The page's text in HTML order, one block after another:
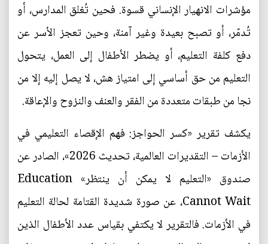
مؤشرات الانهيار الإنساني قسوة. فحين تُغلق المدارس، أو
تُدمّر، أو تصبح بعيدة وغير آمنة، وحين تعجز الأسر عن
دفع كلفة التعليم، أو يضطر الأطفال إلى العمل، يتحول
التعليم من حق أساسي إلى امتياز هش، لا يصل إليه إلا من
نجا من طبقات متعددة من الفقر والعنف والنزوح والإعاقة.
يكشف تقرير «كسر الحواجز: فهم الإقصاء التعليمي في
الأزمات – التقديرات العالمية، تحديث 2026»، الصادر عن
صندوق «التعليم لا يمكن أن ينتظر» Education
Cannot Wait، عن صورة شديدة القتامة لحالة التعليم
في الأزمات. فالتقرير لا يكتفي بقياس عدد الأطفال الذين